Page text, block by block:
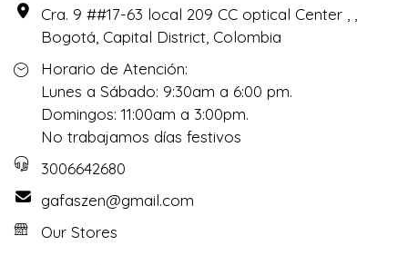
Cra. 9 ##17-63 local 209 CC optical Center , ,
Bogotá, Capital District, Colombia
Horario de Atención:
Lunes a Sábado: 9:30am a 6:00 pm.
Domingos: 11:00am a 3:00pm.
No trabajamos días festivos
3006642680
gafaszen@gmail.com
Our Stores